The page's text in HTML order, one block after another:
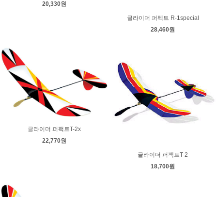
20,330원
글라이더 퍼펙트 R-1special
28,460원
글라이더 퍼팩트T-2x
22,770원
글라이더 퍼팩트T-2
18,700원